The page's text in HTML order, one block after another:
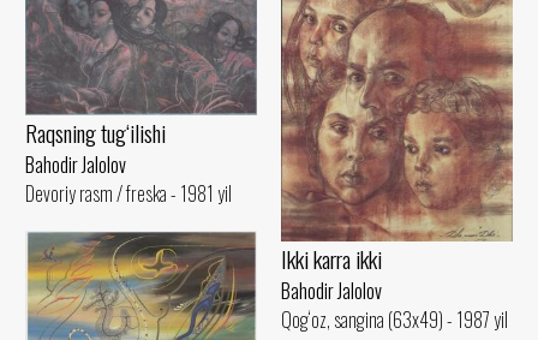
Raqsning tug‘ilishi
Bahodir Jalolov
Devoriy rasm / freska - 1981 yil
Ikki karra ikki
Bahodir Jalolov
Qog‘oz, sangina (63x49) - 1987 yil